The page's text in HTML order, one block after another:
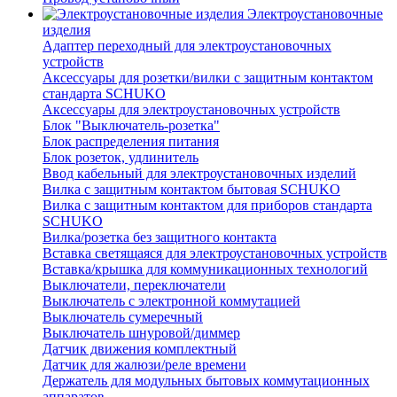
Электроустановочные
изделия
Адаптер переходный для электроустановочных
устройств
Аксессуары для розетки/вилки с защитным контактом
стандарта SCHUKO
Аксессуары для электроустановочных устройств
Блок "Выключатель-розетка"
Блок распределения питания
Блок розеток, удлинитель
Ввод кабельный для электроустановочных изделий
Вилка с защитным контактом бытовая SCHUKO
Вилка с защитным контактом для приборов стандарта
SCHUKO
Вилка/розетка без защитного контакта
Вставка светящаяся для электроустановочных устройств
Вставка/крышка для коммуникационных технологий
Выключатели, переключатели
Выключатель с электронной коммутацией
Выключатель сумеречный
Выключатель шнуровой/диммер
Датчик движения комплектный
Датчик для жалюзи/реле времени
Держатель для модульных бытовых коммутационных